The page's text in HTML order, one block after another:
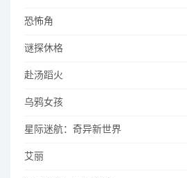
恐怖角
谜探休格
赴汤蹈火
乌鸦女孩
星际迷航：奇异新世界
艾丽